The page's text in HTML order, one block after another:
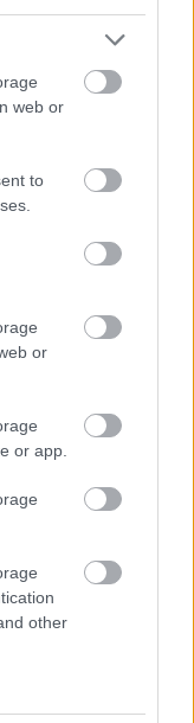
web or
to
or
or app.
other